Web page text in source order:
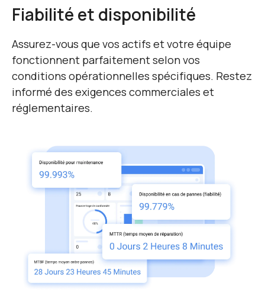
Fiabilité et disponibilité
Assurez-vous que vos actifs et votre équipe
fonctionnent parfaitement selon vos
conditions opérationnelles spécifiques. Restez
informé des exigences commerciales et
réglementaires.